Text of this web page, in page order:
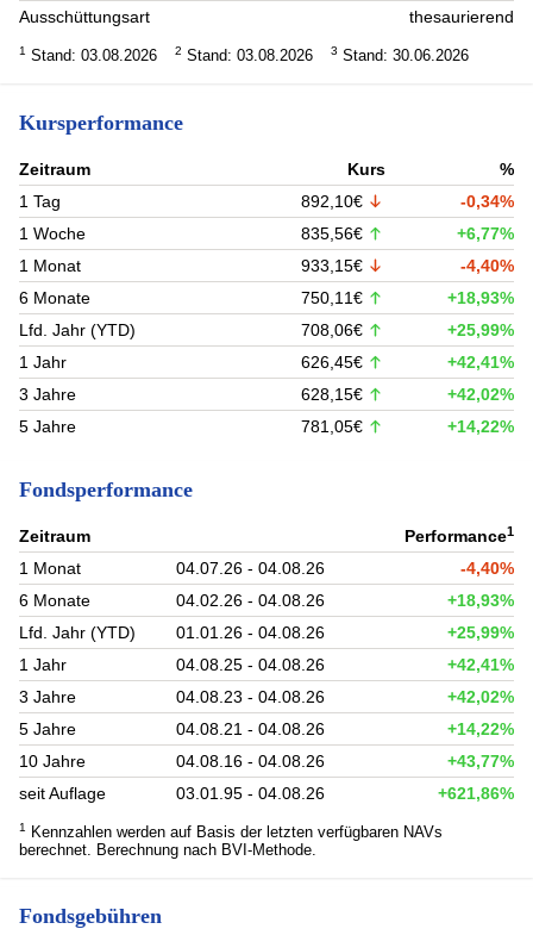
Ausschüttungsart thesaurierend
1 Stand: 03.08.2026 2 Stand: 03.08.2026 3 Stand: 30.06.2026
Kursperformance
Zeitraum Kurs
%
1 Tag
892,10€
-0,34%
1 Woche
835,56€
+6,77%
1 Monat
933,15€
-4,40%
6 Monate
750,11€
+18,93%
Lfd. Jahr (YTD)
708,06€
+25,99%
1 Jahr
626,45€
+42,41%
3 Jahre
628,15€
+42,02%
5 Jahre
781,05€ +14,22%
Fondsperformance
Zeitraum Performance1
1 Monat 04.07.26 - 04.08.26
-4,40%
6 Monate
04.02.26 - 04.08.26
+18,93%
Lfd. Jahr (YTD)
01.01.26 - 04.08.26
+25,99%
1 Jahr
04.08.25 - 04.08.26
+42,41%
3 Jahre
04.08.23 - 04.08.26
+42,02%
5 Jahre
04.08.21 - 04.08.26
+14,22%
10 Jahre
04.08.16 - 04.08.26
+43,77%
seit Auflage
03.01.95 - 04.08.26 +621,86%
1
Kennzahlen werden auf Basis der letzten verfügbaren NAVs
berechnet. Berechnung nach BVI-Methode.
Fondsgebühren